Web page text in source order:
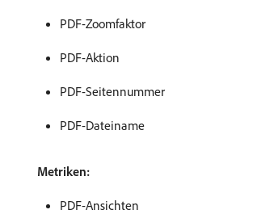
PDF-Zoomfaktor
PDF-Aktion
PDF-Seitennummer
PDF-Dateiname
Metriken:
PDF-Ansichten